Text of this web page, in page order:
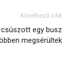
Következő cikk
egy busz
megsérültek